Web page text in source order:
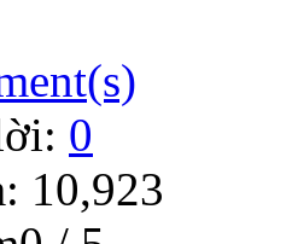
0
10,923